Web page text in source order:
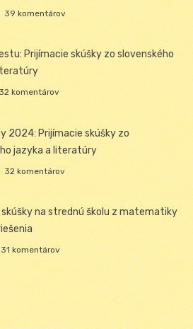
39 komentárov
Prijímacie skúšky zo slovenského
32 komentárov
2024: Prijímacie skúšky zo
jazyka a literatúry
32 komentárov
skúšky na strednú školu z matematiky
31 komentárov